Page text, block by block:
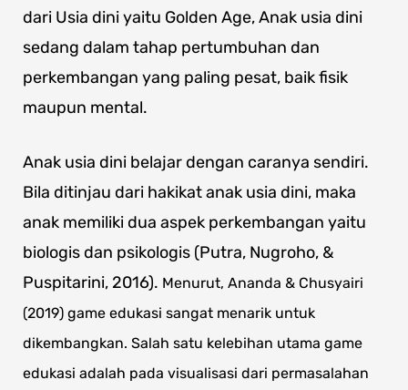
dari Usia dini yaitu Golden Age, Anak usia dini
sedang dalam tahap pertumbuhan dan
perkembangan yang paling pesat, baik fisik
maupun mental.
Anak usia dini belajar dengan caranya sendiri.
Bila ditinjau dari hakikat anak usia dini, maka
anak memiliki dua aspek perkembangan yaitu
biologis dan psikologis (Putra, Nugroho, &
Puspitarini, 2016). Menurut, Ananda & Chusyairi
(2019) game edukasi sangat menarik untuk
dikembangkan. Salah satu kelebihan utama game
edukasi adalah pada visualisasi dari permasalahan